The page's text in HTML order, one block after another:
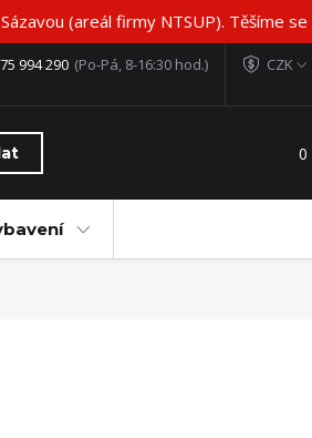
(areál firmy NTSUP). Těšíme se
CZK
994 290 (Po-Pá, 8-16:30 hod.)
0